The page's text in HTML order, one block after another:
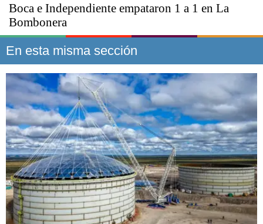
Boca e Independiente empataron 1 a 1 en La
Bombonera
En esta misma sección